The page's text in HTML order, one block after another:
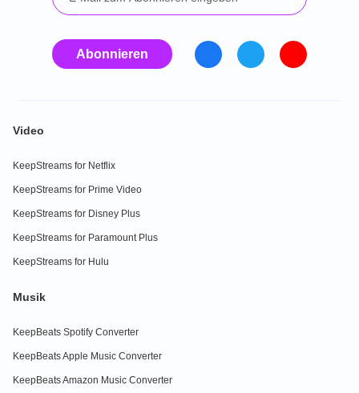
Abonnieren
Video
KeepStreams for Netflix
KeepStreams for Prime Video
KeepStreams for Disney Plus
KeepStreams for Paramount Plus
KeepStreams for Hulu
Musik
KeepBeats Spotify Converter
KeepBeats Apple Music Converter
KeepBeats Amazon Music Converter